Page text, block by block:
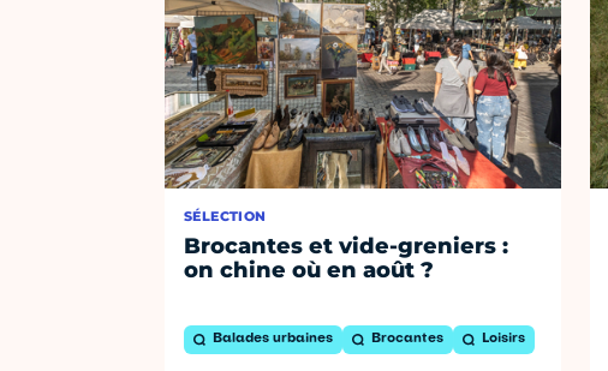
SÉLECTION
Brocantes et vide-greniers :
on chine où en août ?
Balades urbaines Brocantes Loisirs